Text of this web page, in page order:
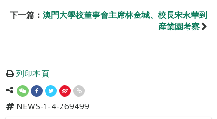
下一篇： 澳門大學校董事會主席林金城、校長宋永華到
産業園考察
列印本頁
NEWS-1-4-269499